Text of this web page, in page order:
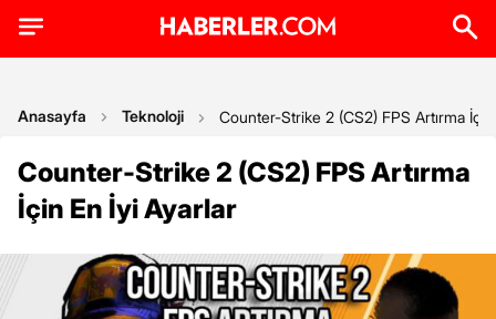
Anasayfa Teknoloji Counter-Strike 2 (CS2) FPS Artırma İçin
Counter-Strike 2 (CS2) FPS Artırma
İçin En İyi Ayarlar